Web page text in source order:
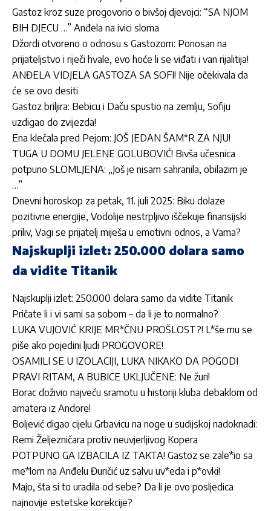
Gastoz kroz suze progovorio o bivšoj djevojci: “SA NJOM
BIH DJECU …” Anđela na ivici sloma
Džordi otvoreno o odnosu s Gastozom: Ponosan na
prijateljstvo i riječi hvale, evo hoće li se viđati i van rijalitija!
ANĐELA VIDJELA GASTOZA SA SOFI! Nije očekivala da
će se ovo desiti
Gastoz briljira: Bebicu i Daču spustio na zemlju, Sofiju
uzdigao do zvijezda!
Ena klečala pred Pejom: JOŠ JEDAN ŠAM*R ZA NJU!
TUGA U DOMU JELENE GOLUBOVIĆ! Bivša učesnica
potpuno SLOMLJENA: „Još je nisam sahranila, obilazim je
…”
Dnevni horoskop za petak, 11. juli 2025: Biku dolaze
pozitivne energije, Vodolije nestrpljivo iščekuje finansijski
priliv, Vagi se prijatelj miješa u emotivni odnos, a Vama?
Najskuplji izlet: 250.000 dolara samo
da vidite Titanik
Najskuplji izlet: 250.000 dolara samo da vidite Titanik
Pričate li i vi sami sa sobom – da li je to normalno?
LUKA VUJOVIĆ KRIJE MR*ČNU PROŠLOST?! L*še mu se
piše ako pojedini ljudi PROGOVORE!
OSAMILI SE U IZOLACIJI, LUKA NIKAKO DA POGODI
PRAVI RITAM, A BUBICE UKLJUČENE: Ne žuri!
Borac doživio najveću sramotu u historiji kluba debaklom od
amatera iz Andore!
Boljević digao cijelu Grbavicu na noge u sudijskoj nadoknadi:
Remi Željezničara protiv neuvjerljivog Kopera
POTPUNO GA IZBACILA IZ TAKTA! Gastoz se zale*io sa
me*lom na Anđelu Đuričić uz salvu uv*eda i p*ovki!
Majo, šta si to uradila od sebe? Da li je ovo posljedica
najnovije estetske korekcije?